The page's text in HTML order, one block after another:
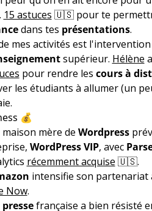
15 astuces 🇺🇸 pour te
dans tes présentations.
mes activités est l'intervention
supérieur. Hélène
pour rendre les cours à
les étudiants à allumer (un
💰
maison mère de Wordpress
WordPress VIP, avec
récemment acquise 🇺🇸.
intensifie son partenariat
Now.
pressefrançaise a bien résisté